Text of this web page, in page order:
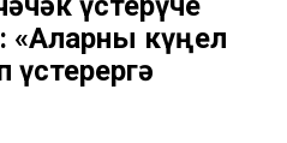
«Аларны күңел